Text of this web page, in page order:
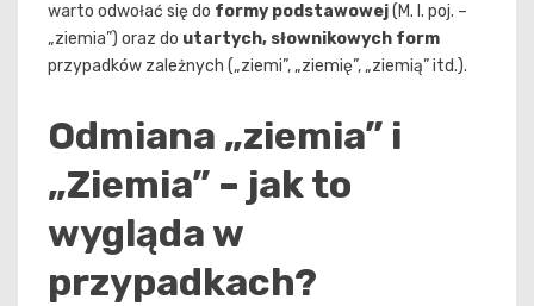
warto odwołać się do formy podstawowej(M. l. poj. –
„ziemia”) oraz do utartych, słownikowych form
przypadków zależnych („ziemi”, „ziemię”, „ziemią” itd.).
Odmiana „ziemia” i
„Ziemia” – jak to
wygląda w
przypadkach?